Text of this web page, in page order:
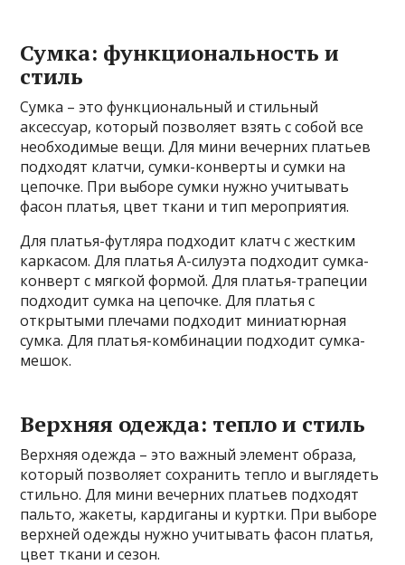
Сумка: функциональность и
стиль
Сумка – это функциональный и стильный
аксессуар, который позволяет взять с собой все
необходимые вещи. Для мини вечерних платьев
подходят клатчи, сумки-конверты и сумки на
цепочке. При выборе сумки нужно учитывать
фасон платья, цвет ткани и тип мероприятия.
Для платья-футляра подходит клатч с жестким
каркасом. Для платья А-силуэта подходит сумка-
конверт с мягкой формой. Для платья-трапеции
подходит сумка на цепочке. Для платья с
открытыми плечами подходит миниатюрная
сумка. Для платья-комбинации подходит сумка-
мешок.
Верхняя одежда: тепло и стиль
Верхняя одежда – это важный элемент образа,
который позволяет сохранить тепло и выглядеть
стильно. Для мини вечерних платьев подходят
пальто, жакеты, кардиганы и куртки. При выборе
верхней одежды нужно учитывать фасон платья,
цвет ткани и сезон.